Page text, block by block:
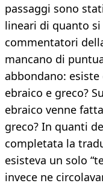
passaggi sono
lineari di quanto
commentatori
mancano di
abbondano:
ebraico e greco?
ebraico venne
greco? In quanti
completata la
esisteva un solo
invece ne